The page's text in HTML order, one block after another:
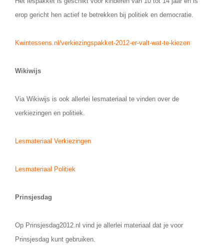
Huiswerkbegeleider zoeken
erop gericht hen actief te betrekken bij politiek en democratie.
Kwintessens.nl/verkiezingspakket-2012-er-valt-wat-te-kiezen
Wikiwijs
Via Wikiwijs is ook allerlei lesmateriaal te vinden over de
verkiezingen en politiek.
Lesmateriaal Verkiezingen
Lesmateriaal Politiek
Prinsjesdag
Op Prinsjesdag2012.nl vind je allerlei materiaal dat je voor
Prinsjesdag kunt gebruiken.